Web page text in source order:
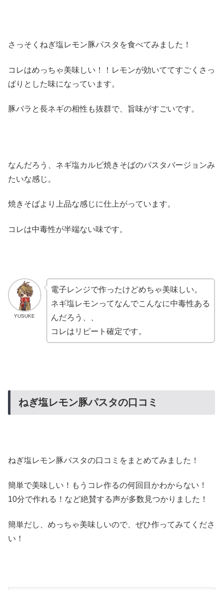
さっそくねぎ塩レモン豚パスタを食べてみました！
コレはめっちゃ美味しい！！レモンが効いててすごくさっ
ぱりとした味になっています。
豚バラと長ネギの相性も抜群で、旨味がすごいです。
なんだろう、ネギ塩カルビ焼きそばのパスタバージョンみ
たいな感じ。
焼きそばより上品な感じに仕上がっています。
コレは中毒性が半端ない味です。
YUSUKE
電子レンジで作ったけどめちゃ美味しい。
ネギ塩レモンってなんでこんなに中毒性ある
んだろう、、
コレはリピート確定です。
ねぎ塩レモン豚パスタの口コミ
ねぎ塩レモン豚パスタの口コミをまとめてみました！
簡単で美味しい！もうコレ作るの何回目かわからない！
10分で作れる！など絶賛する声が多数見つかりました！
簡単だし、めっちゃ美味しいので、ぜひ作ってみてくださ
い！